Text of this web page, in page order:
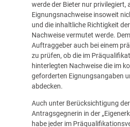
werde der Bieter nur privilegiert,
Eignungsnachweise insoweit
und die inhaltliche Richtigkeit
Nachweise vermutet werde.
Auftraggeber auch bei einem
zu prüfen, ob die im
hinterlegten Nachweise die im
geforderten Eignungsangaben
abdecken.
Auch unter Berücksichtigung
Antragsgegnerin in der
habe jeder im